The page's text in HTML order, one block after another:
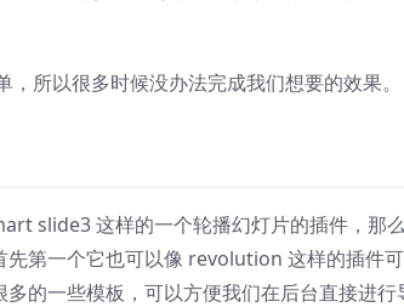
所以很多时候没办法完成我们想要的效果。
slide3 这样的一个轮播幻灯片的插件，那
第一个它也可以像 revolution 这样的插件
的一些模板，可以方便我们在后台直接进行